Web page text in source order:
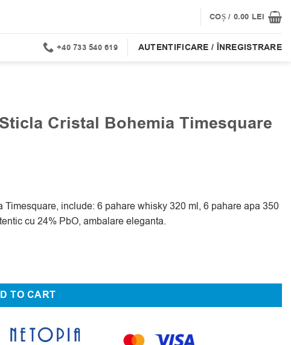
COȘ / 0.00 LEI
+40 733 540 619 AUTENTIFICARE / ÎNREGISTRARE
Cristal Bohemia Timesquare
include: 6 pahare whisky 320 ml, 6 pahare apa 350
cu 24% PbO, ambalare eleganta.
Timesquare
TO CART